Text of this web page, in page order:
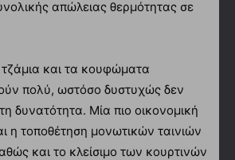
απώλειας θερμότητας σε
και τα κουφώματα
πολύ, ωστόσο δυστυχώς δεν
δυνατότητα. Μία πιο οικονομική
η τοποθέτηση μονωτικών ταινιών
και το κλείσιμο των κουρτινών